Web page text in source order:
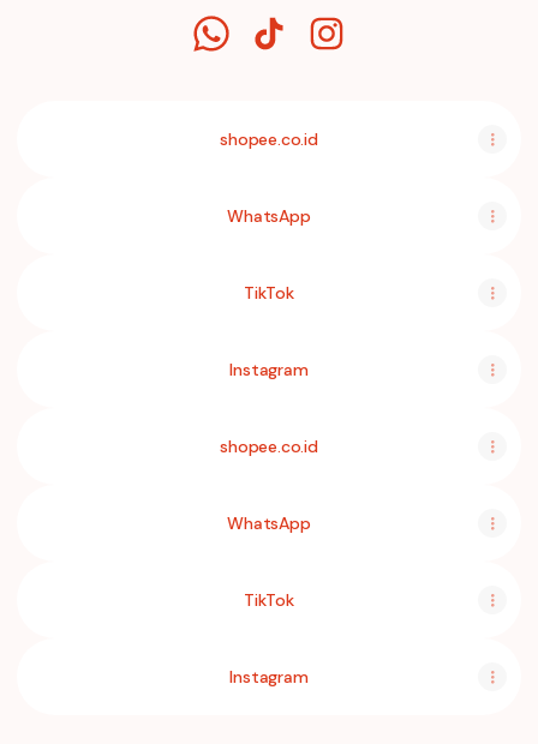
shopee.co.id
WhatsApp
TikTok
Instagram
shopee.co.id
WhatsApp
TikTok
Instagram